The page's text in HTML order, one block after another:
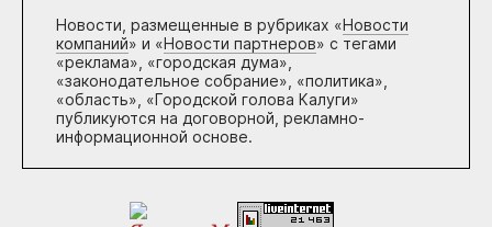
Новости, размещенные в рубриках «Новости
компаний» и «Новости партнеров» с тегами
«реклама», «городская дума»,
«законодательное собрание», «политика»,
«область», «Городской голова Калуги»
публикуются на договорной, рекламно-
информационной основе.